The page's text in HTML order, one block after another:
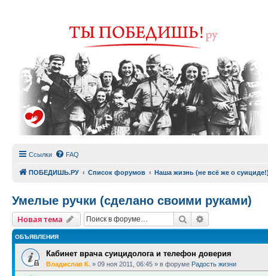
Ссылки FAQ
ПОБЕДИШЬ.РУ Список форумов Наша жизнь (не всё же о суициде!)
Умелые ручки (сделано своими руками)
Новая тема Поиск
ОБЪЯВЛЕНИЯ
Кабинет врача суицидолога и телефон доверия
Владислав К. » 09 ноя 2011, 06:45 » в форуме Радость жизни